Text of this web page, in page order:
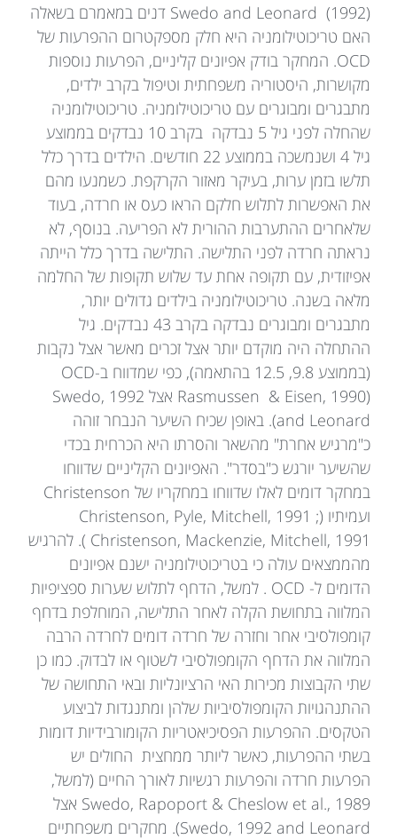
Swedo and Leonard (1992) דנים במאמרם בשאלה
האם טריכוטילומניה היא חלק מספקטרום ההפרעות של
OCD. המחקר בודק אפיונים קליניים, הפרעות נוספות
מקושרות, היסטוריה משפחתית וטיפול בקרב ילדים,
מתבגרים ומבוגרים עם טריכוטילומניה. טריכוטילומניה
שהחלה לפני גיל 5 נבדקה בקרב 10 נבדקים בממוצע
גיל 4 ושנמשכה בממוצע 22 חודשים. הילדים בדרך כלל
תלשו בזמן ערות, בעיקר מאזור הקרקפת. כשמנעו מהם
את האפשרות לתלוש חלקם הראו כעס או חרדה, בעוד
שלאחרים ההתערבות ההורית לא הפריעה. בנוסף, לא
נראתה חרדה לפני התלישה. התלישה בדרך כלל הייתה
אפיזודית, עם תקופה אחת עד שלוש תקופות של החלמה
מלאה בשנה. טריכוטילומניה בילדים גדולים יותר,
מתבגרים ומבוגרים נבדקה בקרב 43 נבדקים. גיל
ההתחלה היה מוקדם יותר אצל זכרים מאשר אצל נקבות
(בממוצע 9.8, 12.5 בהתאמה), כפי שמדווח ב-OCD
(Rasmussen & Eisen, 1990 אצל Swedo, 1992
and Leonard). באופן שכיח השיער הנבחר זוהה
כ"מרגיש אחרת" מהשאר והסרתו היא הכרחית בכדי
שהשיער יורגש כ"בסדר". האפיונים הקליניים שדווחו
במחקר דומים לאלו שדווחו במחקריו של Christenson
ועמיתיו (Christenson, Pyle, Mitchell, 1991 ;
Christenson, Mackenzie, Mitchell, 1991 ). להרגיש
מהממצאים עולה כי בטריכוטילומניה ישנם אפיונים
הדומים ל- OCD . למשל, הדחף לתלוש שערות ספציפיות
המלווה בתחושת הקלה לאחר התלישה, המוחלפת בדחף
קומפולסיבי אחר וחזרה של חרדה דומים לחרדה הרבה
המלווה את הדחף הקומפולסיבי לשטוף או לבדוק. כמו כן
שתי הקבוצות מכירות האי הרציונליות ובאי התחושה של
ההתנהגויות הקומפולסיביות שלהן ומתנגדות לביצוע
הטקסים. ההפרעות הפסיכיאטריות הקומורבידיות דומות
בשתי ההפרעות, כאשר ליותר ממחצית החולים יש
הפרעות חרדה והפרעות רגשיות לאורך החיים (למשל,
Swedo, Rapoport & Cheslow et al., 1989 אצל
Swedo, 1992 and Leonard). מחקרים משפחתיים